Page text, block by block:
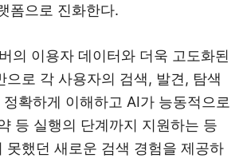
폼으로 진화한다.
의 이용자 데이터와 더욱 고도화된
으로 각 사용자의 검색, 발견, 탐색
확하게 이해하고 AI가 능동적으로
등 실행의 단계까지 지원하는 등
못했던 새로운 검색 경험을 제공하